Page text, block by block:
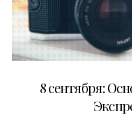
8 сентября: